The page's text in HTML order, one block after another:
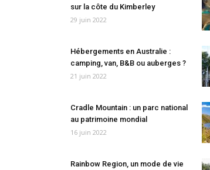
sur la côte du Kimberley
29 juin 2022
Hébergements en Australie :
camping, van, B&B ou auberges ?
21 juin 2022
Cradle Mountain : un parc national
au patrimoine mondial
16 juin 2022
Rainbow Region, un mode de vie